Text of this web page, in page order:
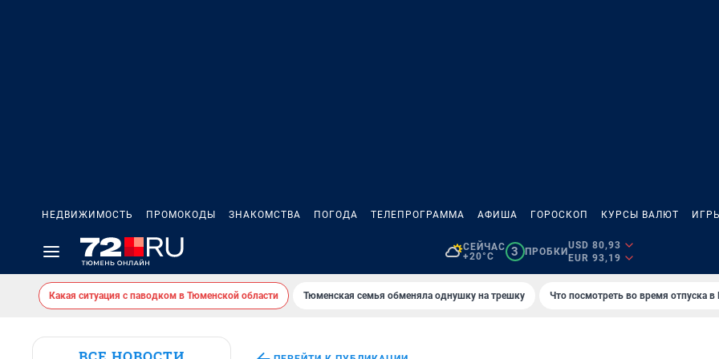
НЕДВИЖИМОСТЬ ПРОМОКОДЫ ЗНАКОМСТВА ПОГОДА ТЕЛЕПРОГРАММА АФИША ГОРОСКОП КУРСЫ ВАЛЮТ ИГРЫ
СЕЙЧАС
+20°C
3 ПРОБКИ
USD 80,93
EUR 93,19
Какая ситуация с паводком в Тюменской области Тюменская семья обменяла однушку на трешку Что посмотреть во время отпуска в